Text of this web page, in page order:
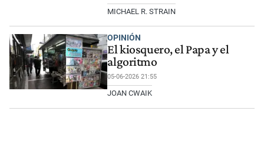
MICHAEL R. STRAIN
OPINIÓN
El kiosquero, el Papa y el
algoritmo
05-06-2026 21:55
JOAN CWAIK